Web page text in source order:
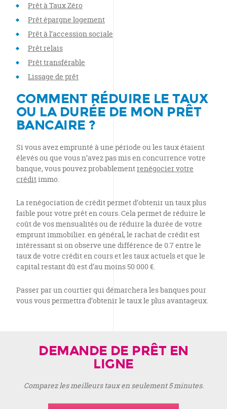
Prêt à Taux Zéro
Prêt épargne logement
Prêt à l’accession sociale
Prêt relais
Prêt transférable
Lissage de prêt
COMMENT RÉDUIRE LE TAUX
OU LA DURÉE DE MON PRÊT
BANCAIRE ?
Si vous avez emprunté à une période ou les taux étaient
élevés ou que vous n’avez pas mis en concurrence votre
banque, vous pouvez probablementrenégocier votre
créditimmo.
La renégociation de crédit permet d’obtenir un taux plus
faible pour votre prêt en cours. Cela permet de réduire le
coût de vos mensualités ou de réduire la durée de votre
emprunt immobilier. en général, le rachat de crédit est
intéressant si on observe une différence de 0.7 entre le
taux de votre crédit en cours et les taux actuels et que le
capital restant dû est d’au moins 50 000 €.
Passer par un courtier qui démarchera les banques pour
vous vous permettra d’obtenir le taux le plus avantageux.
DEMANDE DE PRÊT EN
LIGNE
Comparez les meilleurs taux en seulement 5 minutes.